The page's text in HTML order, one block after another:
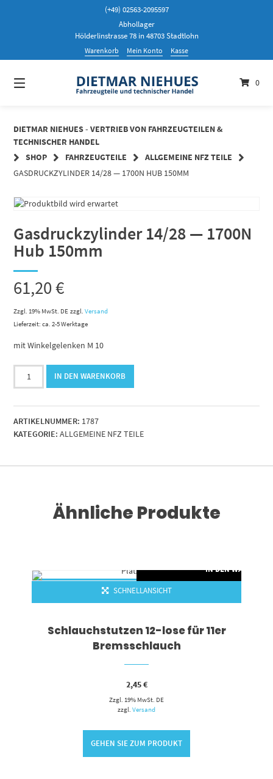
(+49) 02563-2095597
Abhollager
Hölderlinstrasse 78 in 48703 Stadtlohn
Warenkorb Mein Konto Kasse
0
DIETMAR NIEHUES - VERTRIEB VON FAHRZEUGTEILEN &
TECHNISCHER HANDEL
SHOP
FAHRZEUGTEILE
ALLGEMEINE NFZ TEILE
GASDRUCKZYLINDER 14/28 — 1700N HUB 150MM
Gasdruckzylinder 14/28 — 1700N
Hub 150mm
61,20€
Zzgl. 19% MwSt. DE zzgl.Versand
Lieferzeit: ca. 2-5 Werktage
mit Winkelgelenken M 10
Gasdruckzylinder
14/28
-
-
1700N
IN DEN WARENKORB
ARTIKELNUMMER: 1787
KATEGORIE: ALLGEMEINE NFZ TEILE
Ähnliche Produkte
IN DEN
SCHNELLANSICHT
Schlauchstutzen 12-lose für 11er
Bremsschlauch
2,45€
Zzgl. 19% MwSt. DE
zzgl.Versand
GEHEN SIE ZUM PRODUKT